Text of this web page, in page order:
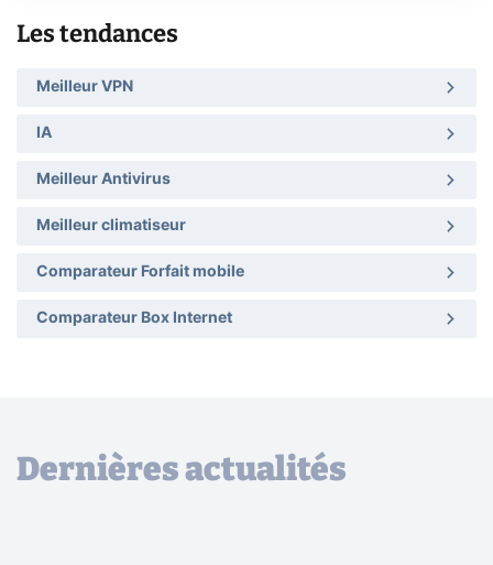
Les tendances
Meilleur VPN
IA
Meilleur Antivirus
Meilleur climatiseur
Comparateur Forfait mobile
Comparateur Box Internet
Dernières actualités